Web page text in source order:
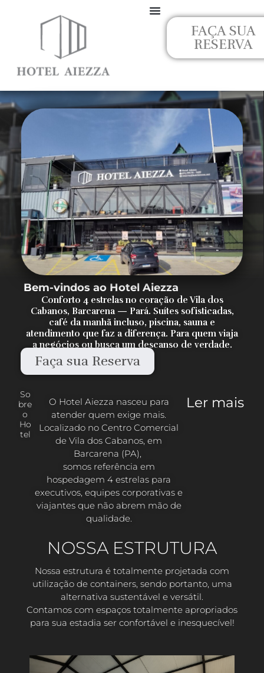
FAÇA SUA
RESERVA
Bem-vindos ao Hotel Aiezza
Conforto 4 estrelas no coração de Vila dos
Cabanos, Barcarena — Pará. Suítes sofisticadas,
café da manhã incluso, piscina, sauna e
atendimento que faz a diferença. Para quem viaja
a negócios ou busca um descanso de verdade.
Faça sua Reserva
So
bre
o
Ho
tel
O Hotel Aiezza nasceu para
atender quem exige mais.
Localizado no Centro Comercial
de Vila dos Cabanos, em
Barcarena (PA),
somos referência em
hospedagem 4 estrelas para
executivos, equipes corporativas e
viajantes que não abrem mão de
qualidade.
Ler mais
NOSSA ESTRUTURA
Nossa estrutura é totalmente projetada com
utilização de containers, sendo portanto, uma
alternativa sustentável e versátil.
Contamos com espaços totalmente apropriados
para sua estadia ser confortável e inesquecível!